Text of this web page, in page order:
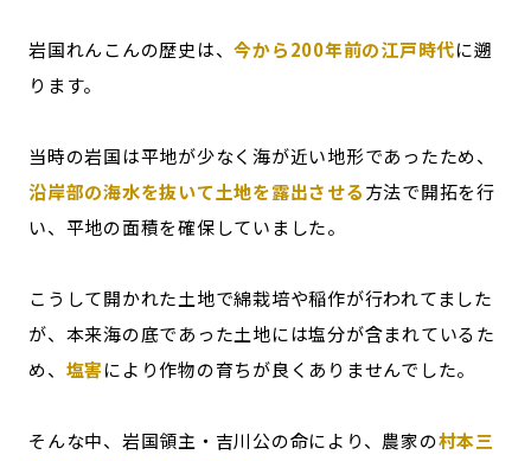
岩国れんこんの歴史は、今から200年前の江戸時代に遡
ります。
当時の岩国は平地が少なく海が近い地形であったため、
沿岸部の海水を抜いて土地を露出させる方法で開拓を行
い、平地の面積を確保していました。
こうして開かれた土地で綿栽培や稲作が行われてました
が、本来海の底であった土地には塩分が含まれているた
め、 塩害により作物の育ちが良くありませんでした。
そんな中、岩国領主・吉川公の命により、農家の村本三